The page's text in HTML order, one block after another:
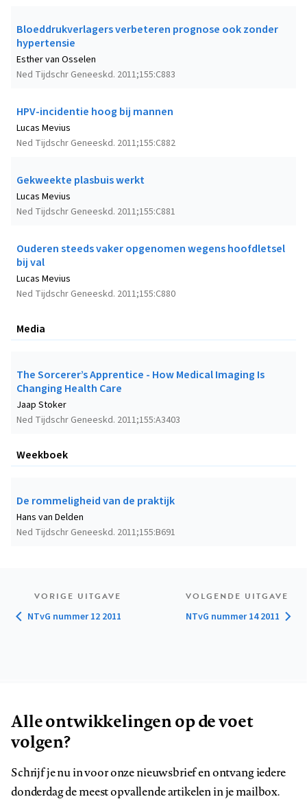
Bloeddrukverlagers verbeteren prognose ook zonder
hypertensie
Ned Tijdschr Geneeskd. 2011;155:C883
Esther van Osselen
HPV-incidentie hoog bij mannen
Ned Tijdschr Geneeskd. 2011;155:C882
Lucas Mevius
Gekweekte plasbuis werkt
Ned Tijdschr Geneeskd. 2011;155:C881
Lucas Mevius
Ouderen steeds vaker opgenomen wegens hoofdletsel
bij val
Ned Tijdschr Geneeskd. 2011;155:C880
Lucas Mevius
Media
The Sorcerer’s Apprentice - How Medical Imaging Is
Changing Health Care
Ned Tijdschr Geneeskd. 2011;155:A3403
Jaap Stoker
Weekboek
De rommeligheid van de praktijk
Ned Tijdschr Geneeskd. 2011;155:B691
Hans van Delden
VORIGE UITGAVE
NTvG nummer 12 2011
VOLGENDE UITGAVE
NTvG nummer 14 2011
Alle ontwikkelingen op de voet
volgen?
Schrijf je nu in voor onze nieuwsbrief en ontvang iedere
donderdag de meest opvallende artikelen in je mailbox.